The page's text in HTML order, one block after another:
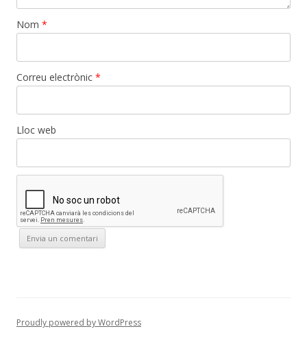
Nom *
Correu electrònic *
Lloc web
Proudly powered by WordPress